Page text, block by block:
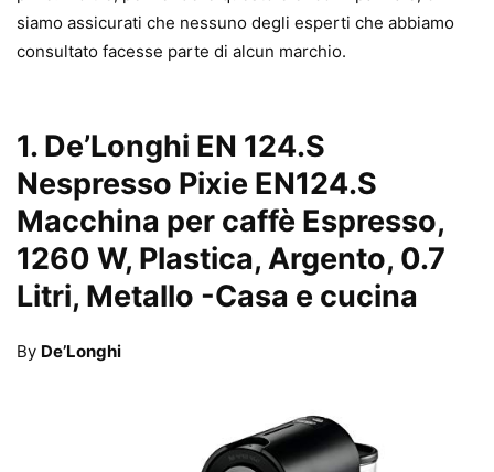
siamo assicurati che nessuno degli esperti che abbiamo
consultato facesse parte di alcun marchio.
1. De’Longhi EN 124.S
Nespresso Pixie EN124.S
Macchina per caffè Espresso,
1260 W, Plastica, Argento, 0.7
Litri, Metallo -Casa e cucina
By De’Longhi